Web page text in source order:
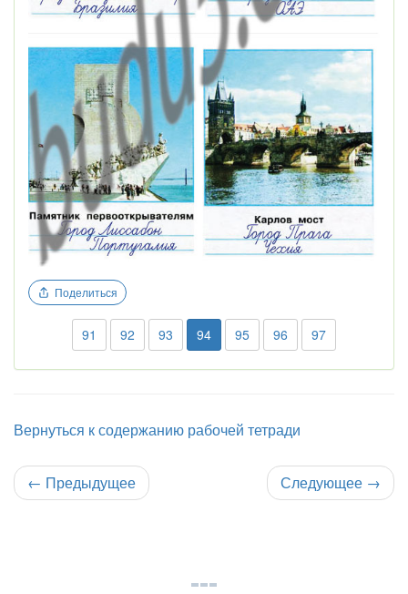
Поделиться
91 92 93 94 95 96 97
Вернуться к содержанию рабочей тетради
← Предыдущее Следующее →